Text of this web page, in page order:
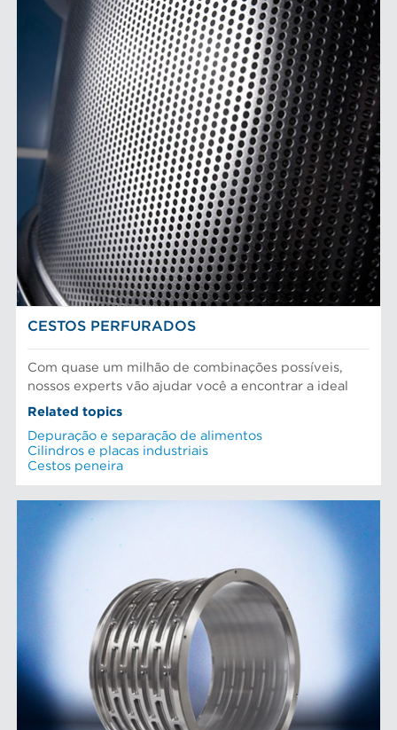
CESTOS PERFURADOS
Com quase um milhão de combinações possíveis,
nossos experts vão ajudar você a encontrar a ideal
Related topics
Depuração e separação de alimentos
Cilindros e placas industriais
Cestos peneira